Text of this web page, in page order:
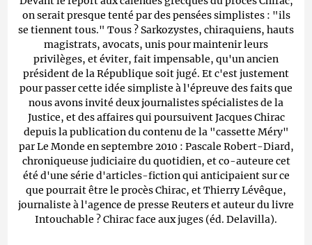
on serait presque tenté par des pensées simplistes : "ils
se tiennent tous." Tous ? Sarkozystes, chiraquiens, hauts
magistrats, avocats, unis pour maintenir leurs
privilèges, et éviter, fait impensable, qu'un ancien
président de la République soit jugé. Et c'est justement
pour passer cette idée simpliste à l'épreuve des faits que
nous avons invité deux journalistes spécialistes de la
Justice, et des affaires qui poursuivent Jacques Chirac
depuis la publication du contenu de la "cassette Méry"
par Le Monde en septembre 2010 : Pascale Robert-Diard,
chroniqueuse judiciaire du quotidien, et co-auteure cet
été d'une série d'articles-fiction qui anticipaient sur ce
que pourrait être le procès Chirac, et Thierry Lévêque,
journaliste à l'agence de presse Reuters et auteur du livre
Intouchable ? Chirac face aux juges (éd. Delavilla).